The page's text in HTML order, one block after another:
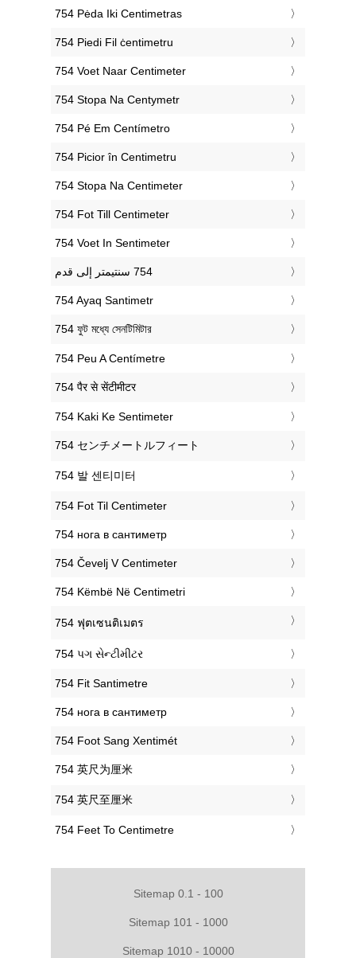
‎754 Pėda Iki Centimetras
‎754 Piedi Fil ċentimetru
‎754 Voet Naar Centimeter
‎754 Stopa Na Centymetr
‎754 Pé Em Centímetro
‎754 Picior în Centimetru
‎754 Stopa Na Centimeter
‎754 Fot Till Centimeter
‎754 Voet In Sentimeter
‎754 Ayaq Santimetr
‎754 ফুট মধ্যে সেনটিমিটার
‎754 Peu A Centímetre
‎754 पैर से सेंटीमीटर
‎754 Kaki Ke Sentimeter
‎754 センチメートルフィート
‎754 발 센티미터
‎754 Fot Til Centimeter
‎754 нога в сантиметр
‎754 Čevelj V Centimeter
‎754 Këmbë Në Centimetri
‎754 ฟุตเซนติเมตร
‎754 પગ સેન્ટીમીટર
‎754 Fit Santimetre
‎754 нога в сантиметр
‎754 Foot Sang Xentimét
‎754 英尺为厘米
‎754 英尺至厘米
‎754 Feet To Centimetre
Sitemap 0.1 - 100
Sitemap 101 - 1000
Sitemap 1010 - 10000